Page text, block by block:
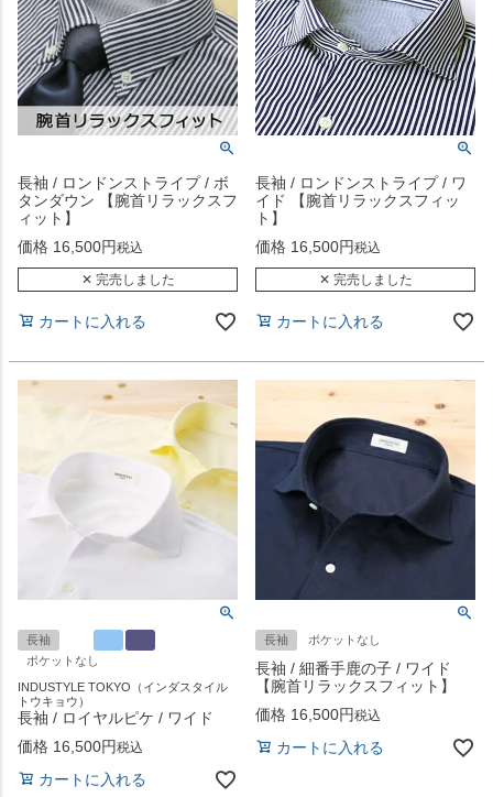
長袖 / ロンドンストライプ / ボ
タンダウン 【腕首リラックスフ
ィット】
価格 16,500 税込
✕ 完売しました
カートに入れる
長袖 / ロンドンストライプ / ワ
イド 【腕首リラックスフィッ
ト】
価格 16,500 税込
✕ 完売しました
カートに入れる
長袖
ポケットなし
INDUSTYLE TOKYO（インダスタイル
トウキョウ）
長袖 / ロイヤルピケ / ワイド
価格 16,500 税込
カートに入れる
長袖 ポケットなし
長袖 / 細番手鹿の子 / ワイド
【腕首リラックスフィット】
価格 16,500 税込
カートに入れる